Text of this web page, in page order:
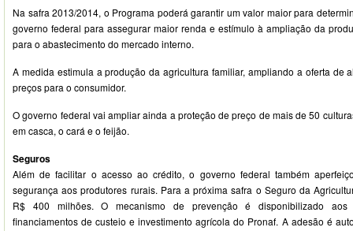
Na safra 2013/2014, o Programa poderá garantir um valor maior para
governo federal para assegurar maior renda e estímulo à ampliação da
para o abastecimento do mercado interno.
A medida estimula a produção da agricultura familiar, ampliando a oferta de
preços para o consumidor.
O governo federal vai ampliar ainda a proteção de preço de mais de 50
em casca, o cará e o feijão.
Seguros
Além de facilitar o acesso ao crédito, o governo federal também
segurança aos produtores rurais. Para a próxima safra o Seguro da
R$ 400 milhões. O mecanismo de prevenção é disponibilizado aos
financiamentos de custeio e investimento agrícola do Pronaf. A adesão é